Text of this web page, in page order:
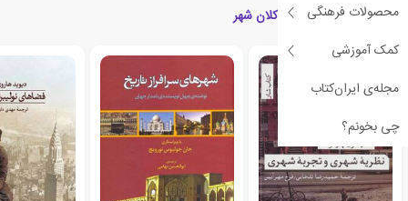
محصولات فرهنگی
کمک آموزشی
مجله‌ی ایران‌کتاب
چی بخونم؟
کتاب های مرتبط با پسا کلان شهر